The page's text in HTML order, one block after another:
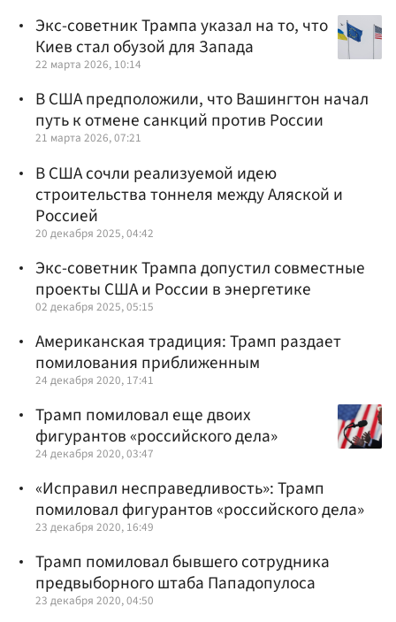
Экс-советник Трампа указал на то, что
Киев стал обузой для Запада
22 марта 2026, 10:14
В США предположили, что Вашингтон начал
путь к отмене санкций против России
21 марта 2026, 07:21
В США сочли реализуемой идею
строительства тоннеля между Аляской и
Россией
20 декабря 2025, 04:42
Экс-советник Трампа допустил совместные
проекты США и России в энергетике
02 декабря 2025, 05:15
Американская традиция: Трамп раздает
помилования приближенным
24 декабря 2020, 17:41
Трамп помиловал еще двоих
фигурантов «российского дела»
24 декабря 2020, 03:47
«Исправил несправедливость»: Трамп
помиловал фигурантов «российского дела»
23 декабря 2020, 16:49
Трамп помиловал бывшего сотрудника
предвыборного штаба Пападопулоса
23 декабря 2020, 04:50